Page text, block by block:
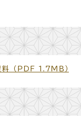
（PDF 1.7MB）